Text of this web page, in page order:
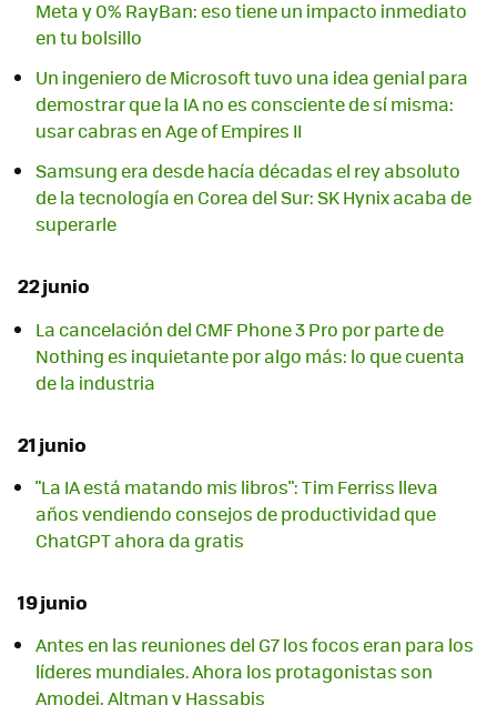
Meta y 0% RayBan: eso tiene un impacto inmediato
en tu bolsillo
Un ingeniero de Microsoft tuvo una idea genial para
demostrar que la IA no es consciente de sí misma:
usar cabras en Age of Empires II
Samsung era desde hacía décadas el rey absoluto
de la tecnología en Corea del Sur: SK Hynix acaba de
superarle
22 junio
La cancelación del CMF Phone 3 Pro por parte de
Nothing es inquietante por algo más: lo que cuenta
de la industria
21 junio
"La IA está matando mis libros": Tim Ferriss lleva
años vendiendo consejos de productividad que
ChatGPT ahora da gratis
19 junio
Antes en las reuniones del G7 los focos eran para los
líderes mundiales. Ahora los protagonistas son
Amodei, Altman y Hassabis